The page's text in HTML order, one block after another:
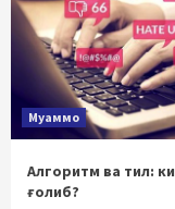
Муаммо
Алгоритм ва тил:
ғолиб?